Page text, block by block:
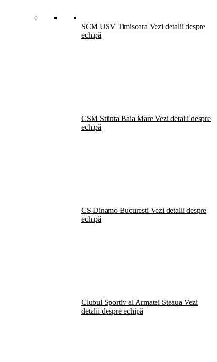
SCM USV Timisoara Vezi detalii despre
echipă
CSM Stiinta Baia Mare Vezi detalii despre
echipă
CS Dinamo Bucuresti Vezi detalii despre
echipă
Clubul Sportiv al Armatei Steaua Vezi
detalii despre echipă